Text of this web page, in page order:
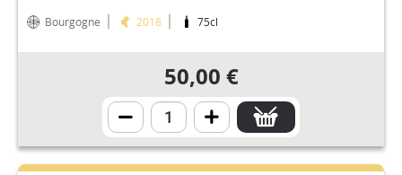
Bourgogne 2018 75cl
50,00 €